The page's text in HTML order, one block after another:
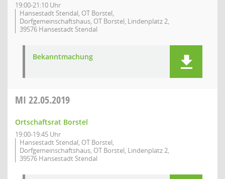
19:00-21:10 Uhr
Hansestadt Stendal, OT Borstel,
Dorfgemeinschaftshaus, OT Borstel, Lindenplatz 2,
39576 Hansestadt Stendal
Bekanntmachung
MI 22.05.2019
Ortschaftsrat Borstel
19:00-19:45 Uhr
Hansestadt Stendal, OT Borstel,
Dorfgemeinschaftshaus, OT Borstel, Lindenplatz 2,
39576 Hansestadt Stendal